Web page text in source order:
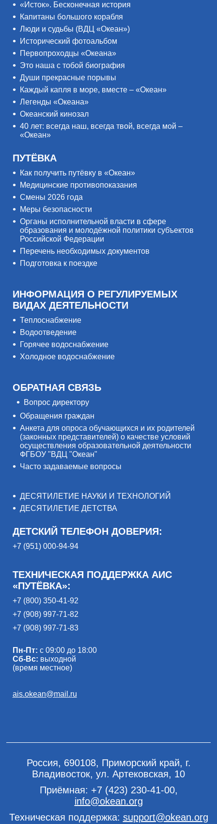
«Исток». Бесконечная история
Капитаны большого корабля
Люди и судьбы (ВДЦ «Океан»)
Исторический фотоальбом
Первопроходцы «Океана»
Это наша с тобой биография
Души прекрасные порывы
Каждый капля в море, вместе – «Океан»
Легенды «Океана»
Океанский кинозал
40 лет: всегда наш, всегда твой, всегда мой –
«Океан»
ПУТЁВКА
Как получить путёвку в «Океан»
Медицинские противопоказания
Смены 2026 года
Меры безопасности
Органы исполнительной власти в сфере
образования и молодёжной политики субъектов
Российской Федерации
Перечень необходимых документов
Подготовка к поездке
ИНФОРМАЦИЯ О РЕГУЛИРУЕМЫХ
ВИДАХ ДЕЯТЕЛЬНОСТИ
Теплоснабжение
Водоотведение
Горячее водоснабжение
Холодное водоснабжение
ОБРАТНАЯ СВЯЗЬ
Вопрос директору
Обращения граждан
Анкета для опроса обучающихся и их родителей
(законных представителей) о качестве условий
осуществления образовательной деятельности
ФГБОУ "ВДЦ "Океан"
Часто задаваемые вопросы
ДЕСЯТИЛЕТИЕ НАУКИ И ТЕХНОЛОГИЙ
ДЕСЯТИЛЕТИЕ ДЕТСТВА
ДЕТСКИЙ ТЕЛЕФОН ДОВЕРИЯ:
+7 (951) 000-94-94
ТЕХНИЧЕСКАЯ ПОДДЕРЖКА АИС
«ПУТЁВКА»:
+7 (800) 350-41-92
+7 (908) 997-71-82
+7 (908) 997-71-83
Пн-Пт: с 09:00 до 18:00
Сб-Вс: выходной
(время местное)
ais.okean@mail.ru
Россия, 690108, Приморский край, г.
Владивосток, ул. Артековская, 10
Приёмная: +7 (423) 230-41-00,
info@okean.org
Техническая поддержка: support@okean.org